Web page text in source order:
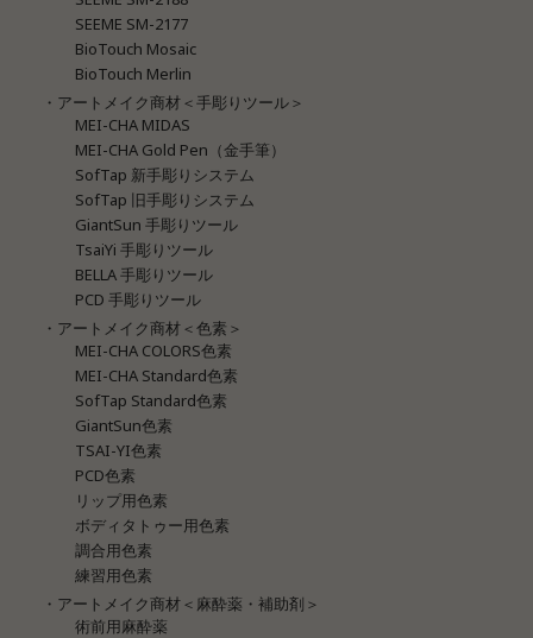
SEEME SM-2177
BioTouch Mosaic
BioTouch Merlin
・アートメイク商材＜手彫りツール＞
MEI-CHA MIDAS
MEI-CHA Gold Pen（金手筆）
SofTap 新手彫りシステム
SofTap 旧手彫りシステム
GiantSun 手彫りツール
TsaiYi 手彫りツール
BELLA 手彫りツール
PCD 手彫りツール
・アートメイク商材＜色素＞
MEI-CHA COLORS色素
MEI-CHA Standard色素
SofTap Standard色素
GiantSun色素
TSAI-YI色素
PCD色素
リップ用色素
ボディタトゥー用色素
調合用色素
練習用色素
・アートメイク商材＜麻酔薬・補助剤＞
術前用麻酔薬